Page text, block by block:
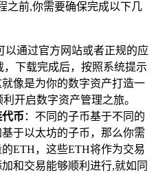
之前,你需要确保完成以下几
以通过官方网站或者正规的应
下载完成后，按照系统提示
像是为你的数字资产打造一
开启数字资产管理之旅。
币 ：不同的子币基于不同的
于以太坊的子币，那么你需
ETH，这些ETH将作为交易
和交易能够顺利进行,就如同